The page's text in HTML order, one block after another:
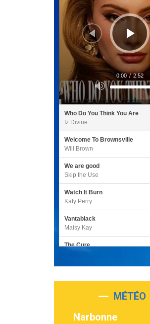
Utilisez
les
flèches
haut/bas
augmenter
le
volume.
0:00 / 2:52
Who Do You Think You Are
Iz Divine
Welcome To Brownsville
Will Brown
We are good
Skip the Use
Watch It Burn
Katy Perry
Vantablack
Maisy Kay
The Cure
Luke Combs
Second Chance
MÉTÉO
Narbonne